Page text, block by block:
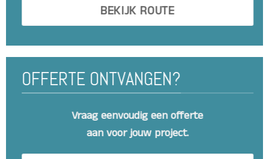
BEKIJK ROUTE
OFFERTE ONTVANGEN?
Vraag eenvoudig een offerte
aan voor jouw project.